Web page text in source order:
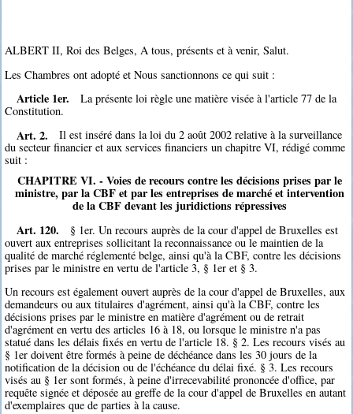
ALBERT II, Roi des Belges, A tous, présents et à venir, Salut.
Les Chambres ont adopté et Nous sanctionnons ce qui suit :
Article 1er.
La présente loi règle une matière visée à l'article 77 de la
Constitution.
Art. 2.
Il est inséré dans la loi du 2 août 2002 relative à la surveillance
du secteur financier et aux services financiers un chapitre VI, rédigé comme
suit :
CHAPITRE VI. - Voies de recours contre les décisions prises par le
ministre, par la CBF et par les entreprises de marché et intervention
de la CBF devant les juridictions répressives
Art. 120.
§ 1er. Un recours auprès de la cour d'appel de Bruxelles est
ouvert aux entreprises sollicitant la reconnaissance ou le maintien de la
qualité de marché réglementé belge, ainsi qu'à la CBF, contre les décisions
prises par le ministre en vertu de l'article 3, § 1er et § 3.
Un recours est également ouvert auprès de la cour d'appel de Bruxelles, aux
demandeurs ou aux titulaires d'agrément, ainsi qu'à la CBF, contre les
décisions prises par le ministre en matière d'agrément ou de retrait
d'agrément en vertu des articles 16 à 18, ou lorsque le ministre n'a pas
statué dans les délais fixés en vertu de l'article 18. § 2. Les recours visés au
§ 1er doivent être formés à peine de déchéance dans les 30 jours de la
notification de la décision ou de l'échéance du délai fixé. § 3. Les recours
visés au § 1er sont formés, à peine d'irrecevabilité prononcée d'office, par
requête signée et déposée au greffe de la cour d'appel de Bruxelles en autant
d'exemplaires que de parties à la cause.